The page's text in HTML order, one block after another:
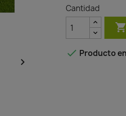

Cantidad

 Producto